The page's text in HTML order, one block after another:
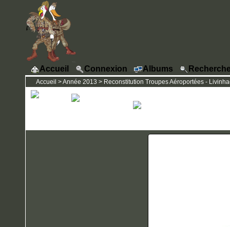
Accueil Connexion Albums
Accueil >Année 2013 > Reconstitution Troupes Aéroportées -